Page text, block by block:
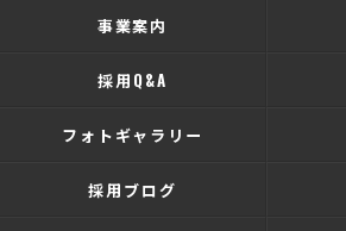
事業案内
採用Q&A
フォトギャラリー
採用ブログ